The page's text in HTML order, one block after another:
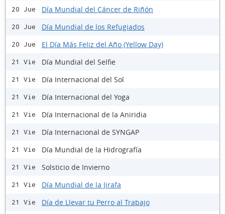
20 Jue Día Mundial del Cáncer de Riñón
20 Jue Día Mundial de los Refugiados
20 Jue El Día Más Feliz del Año (Yellow Day)
21 Vie Día Mundial del Selfie
21 Vie Día Internacional del Sol
21 Vie Día Internacional del Yoga
21 Vie Día Internacional de la Aniridia
21 Vie Día Internacional de SYNGAP
21 Vie Día Mundial de la Hidrografía
21 Vie Solsticio de Invierno
21 Vie Día Mundial de la Jirafa
21 Vie Día de Llevar tu Perro al Trabajo